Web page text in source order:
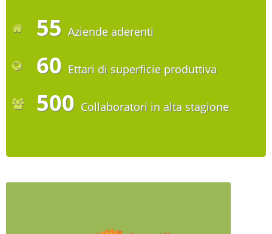
55 Aziende aderenti
60 Ettari di superficie produttiva
500 Collaboratori in alta stagione